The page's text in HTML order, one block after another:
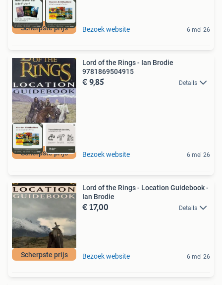
Scherpste prijs Bezoek website 6 mei 26
Scherpste prijs
Lord of the Rings - Ian Brodie
9781869504915
€ 9,85 Details
Bezoek website 6 mei 26
Scherpste prijs
Lord of the Rings - Location Guidebook -
Ian Brodie
€ 17,00 Details
Bezoek website 6 mei 26